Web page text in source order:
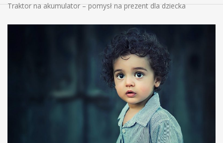
Traktor na akumulator – pomysł na prezent dla dziecka